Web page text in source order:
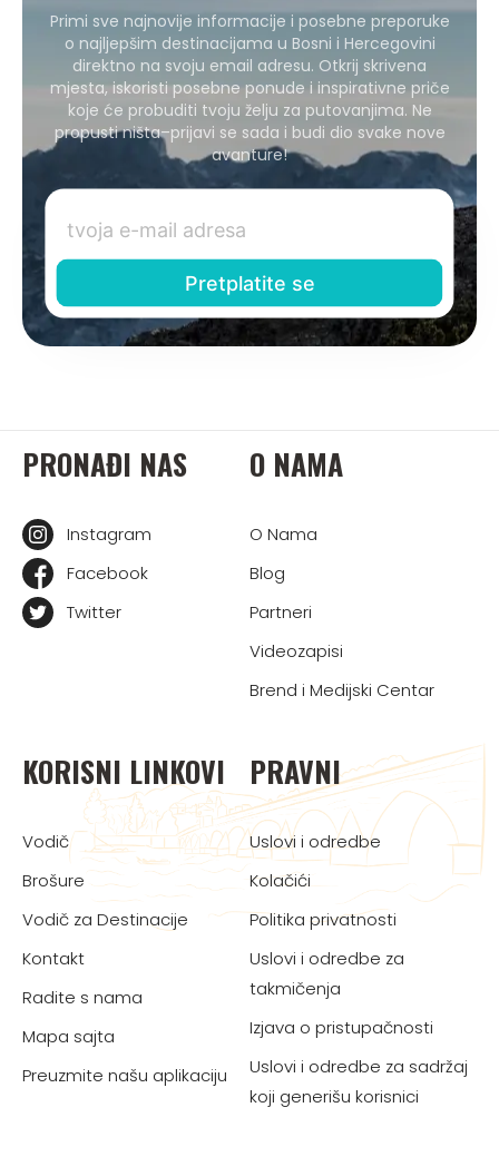
Primi sve najnovije informacije i posebne preporuke
o najljepšim destinacijama u Bosni i Hercegovini
direktno na svoju email adresu. Otkrij skrivena
mjesta, iskoristi posebne ponude i inspirativne priče
koje će probuditi tvoju želju za putovanjima. Ne
propusti ništa–prijavi se sada i budi dio svake nove
avanture!
PRONAĐI NAS
Instagram
Facebook
Twitter
O NAMA
O Nama
Blog
Partneri
Videozapisi
Brend i Medijski Centar
KORISNI LINKOVI
Vodič
Brošure
Vodič za Destinacije
Kontakt
Radite s nama
Mapa sajta
Preuzmite našu aplikaciju
PRAVNI
Uslovi i odredbe
Kolačići
Politika privatnosti
Uslovi i odredbe za
takmičenja
Izjava o pristupačnosti
Uslovi i odredbe za sadržaj
koji generišu korisnici